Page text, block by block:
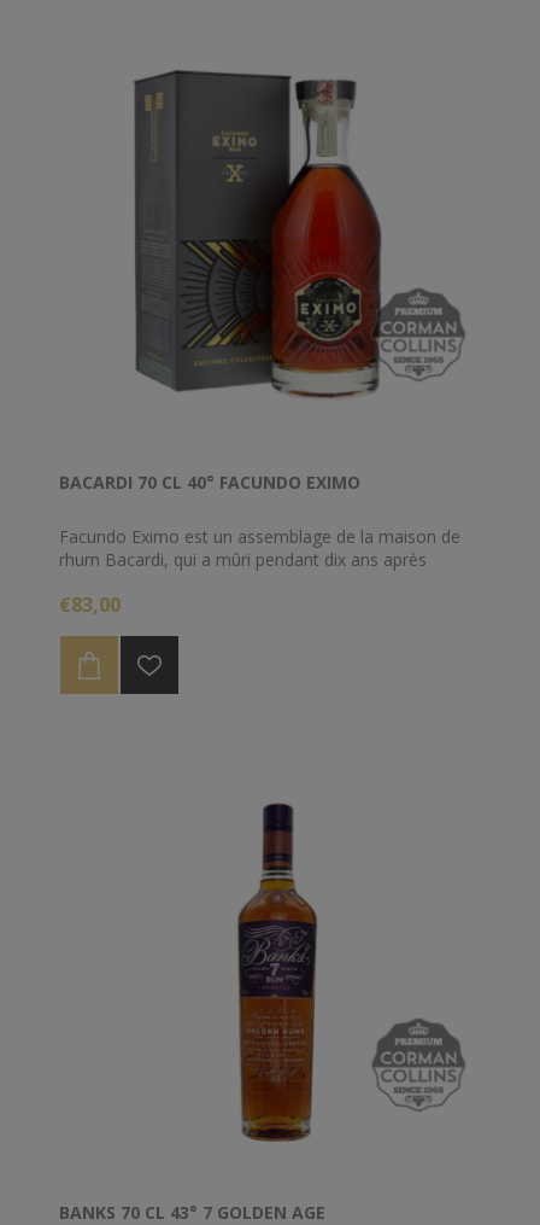
BACARDI 70 CL 40° FACUNDO EXIMO
Facundo Eximo est un assemblage de la maison de
rhum Bacardi, qui a mûri pendant dix ans après
sont formés des arômes de chocolat, de vanille, de
€83,00
BANKS 70 CL 43° 7 GOLDEN AGE